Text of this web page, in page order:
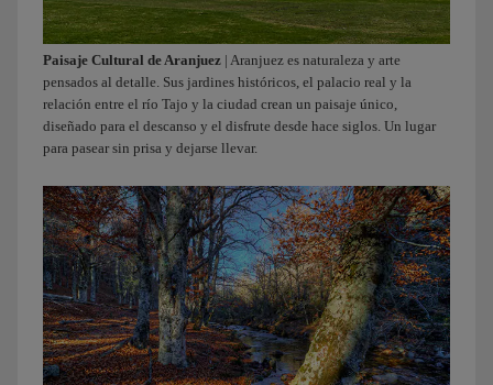
Paisaje Cultural de Aranjuez | Aranjuez es naturaleza y arte
pensados al detalle. Sus jardines históricos, el palacio real y la
relación entre el río Tajo y la ciudad crean un paisaje único,
diseñado para el descanso y el disfrute desde hace siglos. Un lugar
para pasear sin prisa y dejarse llevar.